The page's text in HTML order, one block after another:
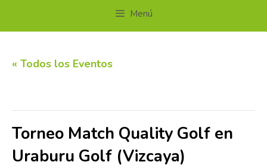
Menú
« Todos los Eventos
Torneo Match Quality Golf en
Uraburu Golf (Vizcaya)